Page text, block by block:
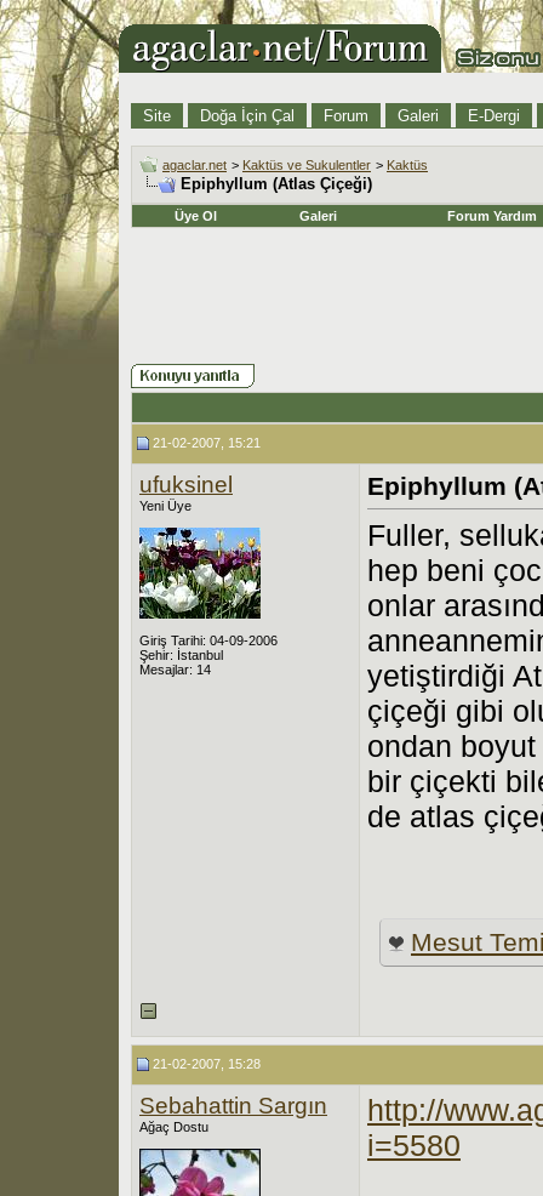
Site Doğa İçin Çal Forum Galeri E-Dergi
agaclar.net > Kaktüs ve Sukulentler > Kaktüs
Epiphyllum (Atlas Çiçeği)
Üye Ol Galeri Forum Yardım
21-02-2007, 15:21
ufuksinel
Yeni Üye
Giriş Tarihi: 04-09-2006
Şehir: İstanbul
Mesajlar: 14
Epiphyllum
Fuller,
hep beni
onlar
yetiştirdiği
çiçeği gibi
ondan
bir çiçekti
de atlas
Mesut
21-02-2007, 15:28
Sebahattin Sargın
Ağaç Dostu
http://
i=5580